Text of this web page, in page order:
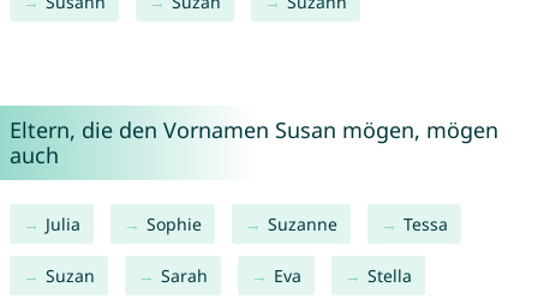
Eltern, die den Vornamen Susan mögen, mögen
auch
Julia Sophie Suzanne Tessa
Suzan Sarah Eva Stella